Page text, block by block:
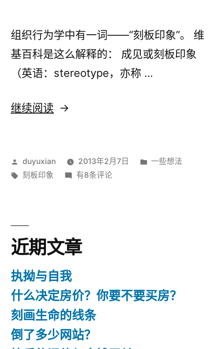
组织行为学中有一词——“刻板印象”。 维
基百科是这么解释的： 成见或刻板印象
（英语：stereotype，亦称 …
继续阅读 “有
成
见？”
发
布
duyuxian 2013年2月7日
发
一些想法
标
刻板印象
有
有8条评论
近期文章
执拗与自我
什么决定房价？你要不要买房？
刻画生命的线条
倒了多少网站？